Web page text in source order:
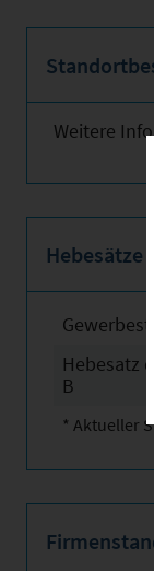
Weitere
Hebesätze
Hebesatz
B
* Aktueller